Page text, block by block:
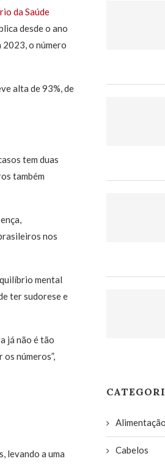
da Saúde
desde o ano
2023, o número
alta de 93%, de
tem duas
também
nos
mental
ter sudorese e
já não é tão
números”,
levando a uma
Alimentação
Cabelos